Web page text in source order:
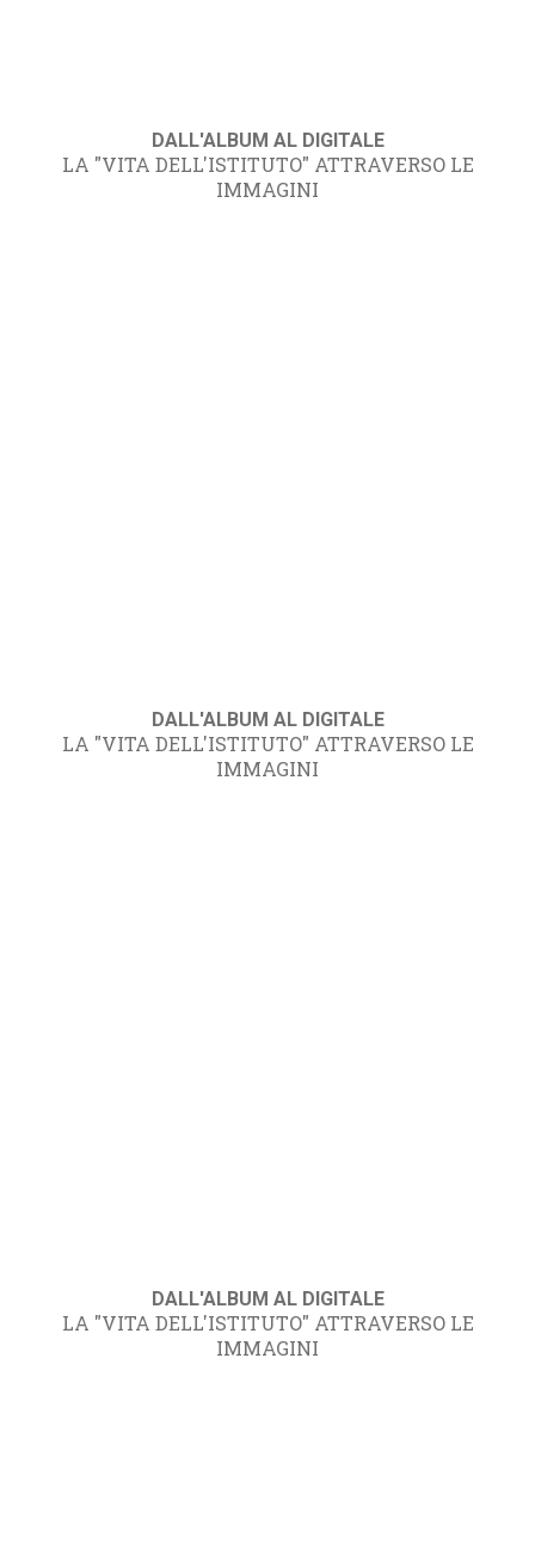
DALL'ALBUM AL DIGITALE
LA "VITA DELL'ISTITUTO" ATTRAVERSO LE
IMMAGINI
DALL'ALBUM AL DIGITALE
LA "VITA DELL'ISTITUTO" ATTRAVERSO LE
IMMAGINI
DALL'ALBUM AL DIGITALE
LA "VITA DELL'ISTITUTO" ATTRAVERSO LE
IMMAGINI